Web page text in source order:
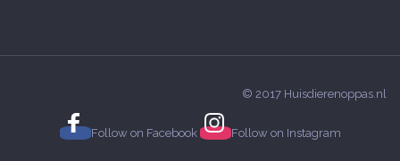
© 2017 Huisdierenoppas.nl
Follow on Facebook Follow on Instagram